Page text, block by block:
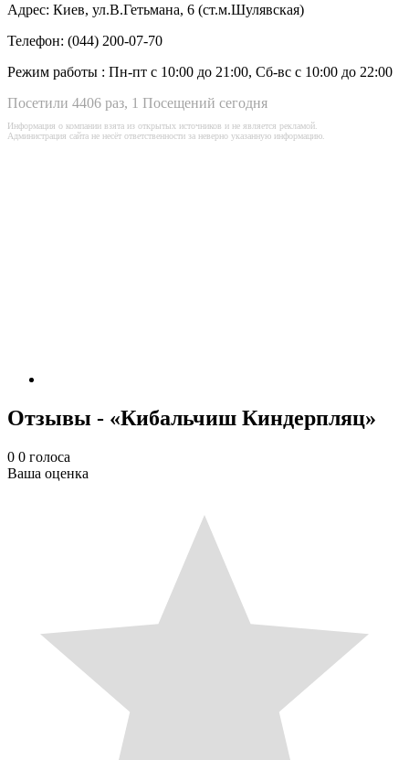
Адрес: Киев, ул.В.Гетьмана, 6 (ст.м.Шулявская)
Телефон: (044) 200-07-70
Режим работы : Пн-пт с 10:00 до 21:00, Сб-вс с 10:00 до 22:00
Посетили 4406 раз, 1 Посещений сегодня
Информация о компании взята из открытых источников и не является рекламой.
Администрация сайта не несёт ответственности за неверно указанную информацию.
Отзывы - «Кибальчиш Киндерпляц»
0 0 голоса
Ваша оценка